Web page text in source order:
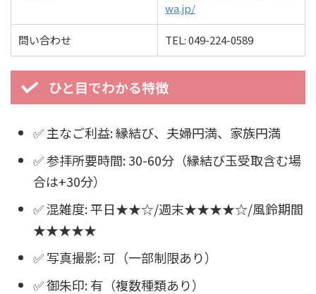
wa.jp/
問い合わせ TEL: 049-224-0589
ひと目でわかる特徴
✅ 主なご利益: 縁結び、夫婦円満、家族円満
✅ 参拝所要時間: 30-60分（縁結び玉受取含む場
合は+30分）
✅ 混雑度: 平日★★☆/週末★★★★☆/風鈴期間
★★★★★
✅ 写真撮影: 可（一部制限あり）
✅ 御朱印: 有（複数種類あり）